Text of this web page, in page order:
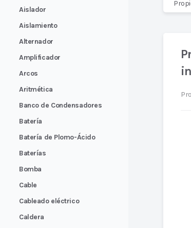
Aislador
Aislamiento
Alternador
Amplificador
Arcos
Aritmética
Banco de Condensadores
Batería
Batería de Plomo-Ácido
Baterías
Bomba
Cable
Cableado eléctrico
Caldera